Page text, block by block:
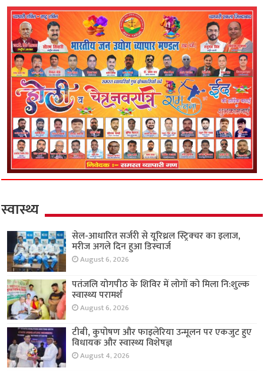
स्वास्थ्य
सेल-आधारित सर्जरी से यूरिथ्रल स्ट्रिक्चर का इलाज,
मरीज अगले दिन हुआ डिस्चार्ज
August 6, 2026
पतंजलि योगपीठ के शिविर में लोगों को मिला नि:शुल्क
स्वास्थ्य परामर्श
August 6, 2026
टीबी, कुपोषण और फाइलेरिया उन्मूलन पर एकजुट हुए
विधायक और स्वास्थ्य विशेषज्ञ
August 4, 2026